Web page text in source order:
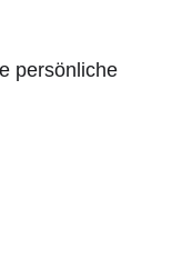
persönliche